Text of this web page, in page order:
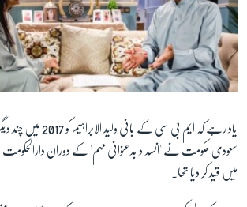
یاد رہے کہ
ایم بی سی کے بانی
سعودی حکومت نے 'انسداد بدعنوانی مہم' کے دوران
میں قید کر دیا تھا۔